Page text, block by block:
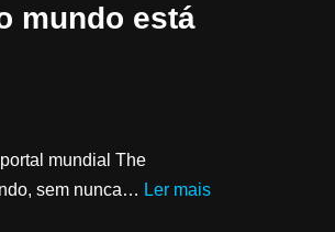
mundo está
mundial The
sem nunca… Ler mais